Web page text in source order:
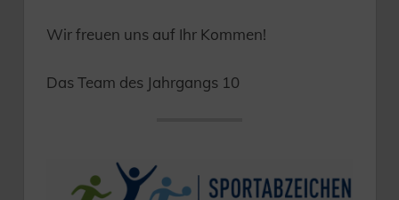
Wir freuen uns auf Ihr Kommen!
Das Team des Jahrgangs 10